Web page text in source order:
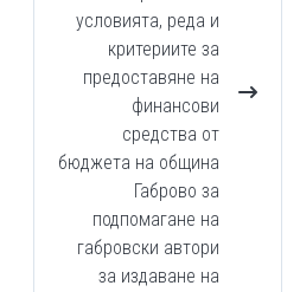
условията, реда и
критериите за
предоставяне на
финансови
средства от
бюджета на община
Габрово за
подпомагане на
габровски автори
за издаване на